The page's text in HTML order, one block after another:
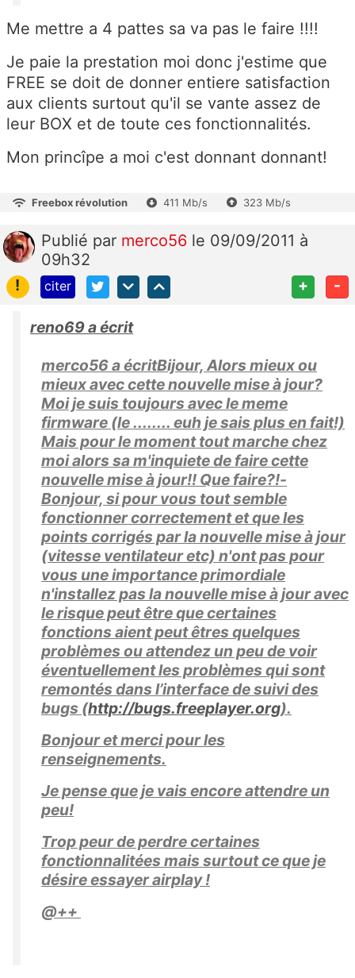
Me mettre a 4 pattes sa va pas le faire !!!!
Je paie la prestation moi donc j'estime que
FREE se doit de donner entiere satisfaction
aux clients surtout qu'il se vante assez de
leur BOX et de toute ces fonctionnalités.
Mon princîpe a moi c'est donnant donnant!
Freebox révolution 411 Mb/s 323 Mb/s
Publié par merco56 le 09/09/2011 à
09h32
!
citer + -
reno69 a écrit
merco56 a écritBijour, Alors mieux ou
mieux avec cette nouvelle mise à jour?
Moi je suis toujours avec le meme
firmware (le ........ euh je sais plus en fait!)
Mais pour le moment tout marche chez
moi alors sa m'inquiete de faire cette
nouvelle mise à jour!! Que faire?!-
Bonjour, si pour vous tout semble
fonctionner correctement et que les
points corrigés par la nouvelle mise à jour
(vitesse ventilateur etc) n'ont pas pour
vous une importance primordiale
n'installez pas la nouvelle mise à jour avec
le risque peut être que certaines
fonctions aient peut êtres quelques
problèmes ou attendez un peu de voir
éventuellement les problèmes qui sont
remontés dans l’interface de suivi des
bugs (http://bugs.freeplayer.org).
Bonjour et merci pour les
renseignements.
Je pense que je vais encore attendre un
peu!
Trop peur de perdre certaines
fonctionnalitées mais surtout ce que je
désire essayer airplay !
@++